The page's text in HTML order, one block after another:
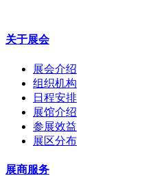
关于展会
展会介绍
组织机构
日程安排
展馆介绍
参展效益
展区分布
展商服务